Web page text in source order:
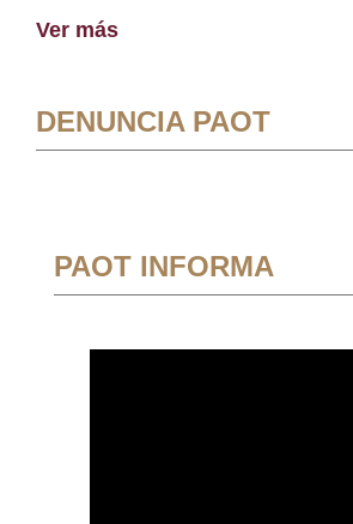
Ver más
DENUNCIA PAOT
PAOT INFORMA